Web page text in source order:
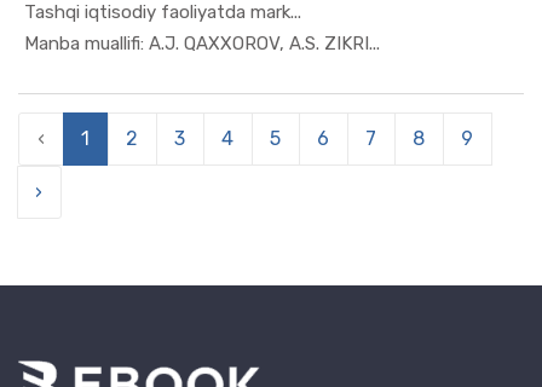
Tashqi iqtisodiy faoliyatda mark...
Manba muallifi: A.J. QAXXOROV, A.S. ZIKRI...
In Marketi...
‹ 1 2 3 4 5 6 7 8 9
›